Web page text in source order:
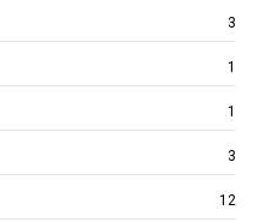
3
1
1
3
12